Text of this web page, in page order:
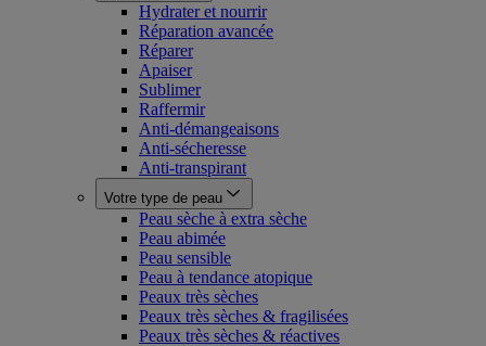
Hydrater et nourrir
Réparation avancée
Réparer
Apaiser
Sublimer
Raffermir
Anti-démangeaisons
Anti-sécheresse
Anti-transpirant
Votre type de peau
Peau sèche à extra sèche
Peau abimée
Peau sensible
Peau à tendance atopique
Peaux très sèches
Peaux très sèches & fragilisées
Peaux très sèches & réactives